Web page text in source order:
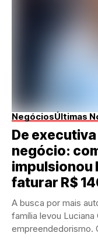
NegóciosÚltimas
De
negócio:
impulsionou
faturar R$
A busca por mais
família levou Luciana
empreendedorismo.